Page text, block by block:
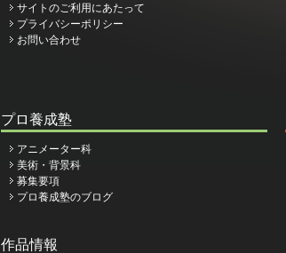
サイトのご利用にあたって
プライバシーポリシー
お問い合わせ
プロ養成塾
アニメーター科
美術・背景科
募集要項
プロ養成塾のブログ
作品情報